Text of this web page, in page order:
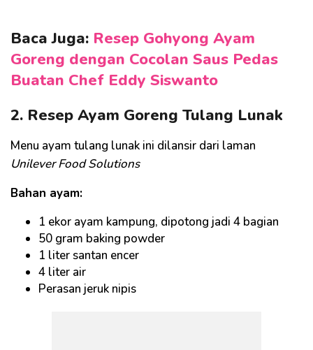
Baca Juga: Resep Gohyong Ayam
Goreng dengan Cocolan Saus Pedas
Buatan Chef Eddy Siswanto
2. Resep Ayam Goreng Tulang Lunak
Menu ayam tulang lunak ini dilansir dari laman
Unilever Food Solutions
Bahan ayam:
1 ekor ayam kampung, dipotong jadi 4 bagian
50 gram baking powder
1 liter santan encer
4 liter air
Perasan jeruk nipis